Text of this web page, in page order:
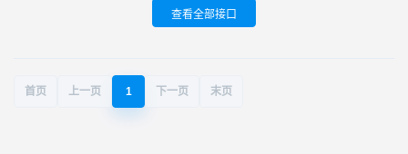
查看全部接口
首页 上一页 1 下一页 末页